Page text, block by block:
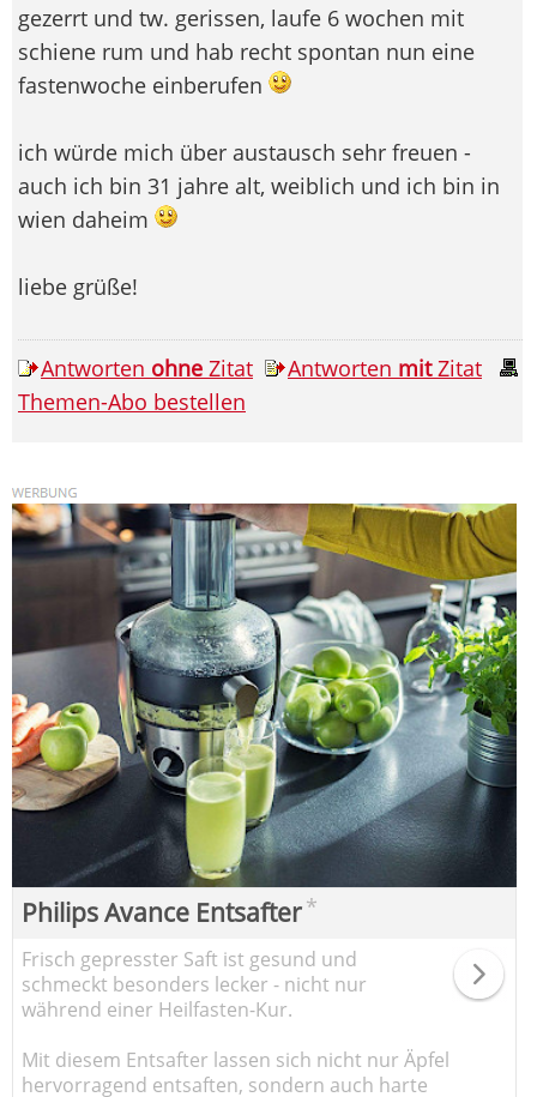
gezerrt und tw. gerissen, laufe 6 wochen mit
schiene rum und hab recht spontan nun eine
fastenwoche einberufen
ich würde mich über austausch sehr freuen -
auch ich bin 31 jahre alt, weiblich und ich bin in
wien daheim
liebe grüße!
Antworten ohne Zitat Antworten mitZitat
Themen-Abo bestellen
Philips Avance Entsafter*
Frisch gepresster Saft ist gesund und
schmeckt besonders lecker - nicht nur
während einer Heilfasten-Kur.
Mit diesem Entsafter lassen sich nicht nur Äpfel
hervorragend entsaften, sondern auch harte